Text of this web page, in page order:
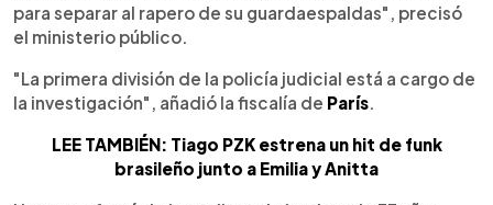
para separar al rapero de su guardaespaldas", precisó
el ministerio público.
"La primera división de la policía judicial está a cargo de
la investigación", añadió la fiscalía de París
LEE TAMBIÉN: Tiago PZK estrena un hit de funk
brasileño junto a Emilia y Anitta